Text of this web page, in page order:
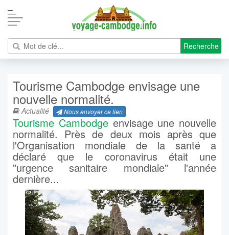
Recherche
Tourisme Cambodge envisage une
nouvelle normalité.
Actualité Nous envoyer ce lien
Tourisme Cambodgeenvisage une nouvelle
normalité. Près de deux mois après que
l'Organisation mondiale de la santé a
déclaré que le coronavirus était une
"urgence sanitaire mondiale" l'année
dernière...